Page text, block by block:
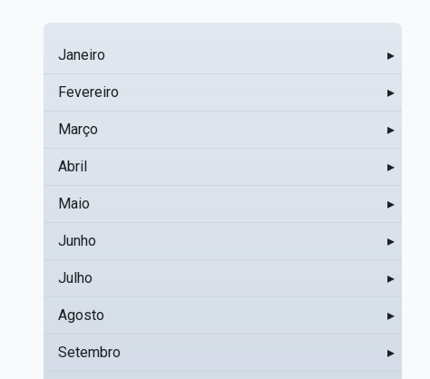
Janeiro ▸
Fevereiro ▸
Março ▸
Abril ▸
Maio ▸
Junho ▸
Julho ▸
Agosto ▸
Setembro ▸